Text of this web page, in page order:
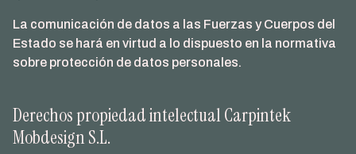
La comunicación de datos a las Fuerzas y Cuerpos del
Estado se hará en virtud a lo dispuesto en la normativa
sobre protección de datos personales.
Derechos propiedad intelectual Carpintek
Mobdesign S.L.